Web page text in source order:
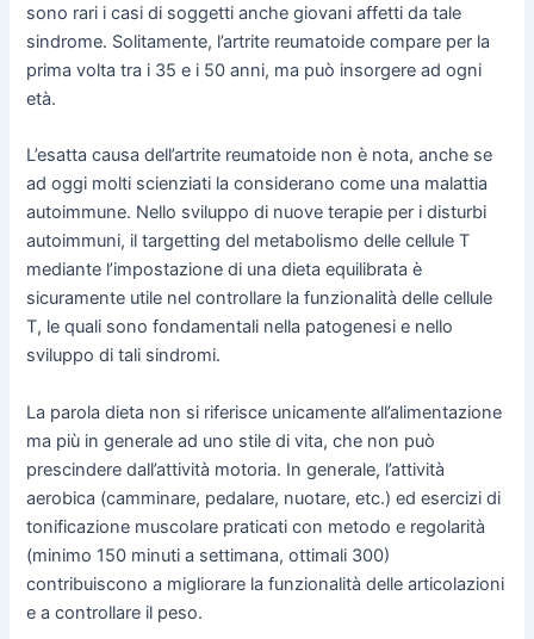
sono rari i casi di soggetti anche giovani affetti da tale
sindrome. Solitamente, l’artrite reumatoide compare per la
prima volta tra i 35 e i 50 anni, ma può insorgere ad ogni
età.
L’esatta causa dell’artrite reumatoide non è nota, anche se
ad oggi molti scienziati la considerano come una malattia
autoimmune. Nello sviluppo di nuove terapie per i disturbi
autoimmuni, il targetting del metabolismo delle cellule T
mediante l’impostazione di una dieta equilibrata è
sicuramente utile nel controllare la funzionalità delle cellule
T, le quali sono fondamentali nella patogenesi e nello
sviluppo di tali sindromi.
La parola dieta non si riferisce unicamente all’alimentazione
ma più in generale ad uno stile di vita, che non può
prescindere dall’attività motoria. In generale, l’attività
aerobica (camminare, pedalare, nuotare, etc.) ed esercizi di
tonificazione muscolare praticati con metodo e regolarità
(minimo 150 minuti a settimana, ottimali 300)
contribuiscono a migliorare la funzionalità delle articolazioni
e a controllare il peso.